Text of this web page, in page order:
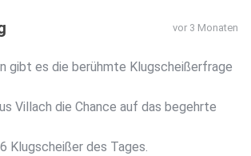
vor 3 Monaten
gibt es die berühmte Klugscheißerfrage
Villach die Chance auf das begehrte
Klugscheißer des Tages.